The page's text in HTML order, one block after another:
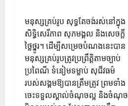
មនុស្សគ្រប់រូប សុទ្ធតែចង់រស់នៅក្នុង
សិទ្ធិសេរីភាព សុភមង្គល និងសេចក្តី
ថ្លៃថ្នូរ។ ដើម្បីសម្រេចបំណងនេះបាន
មនុស្សគ្រប់រូបត្រូវប្រព្រឹត្តិតាមច្បាប់
ប្រពៃណី ទំនៀមទម្លាប់ សុជីវធម៌
របស់សង្គមឱ្យបានត្រឹមត្រូវ ព្រមទាំង
ចេះទទួលស្គាល់ចំណុចល្អ និងចំណុច